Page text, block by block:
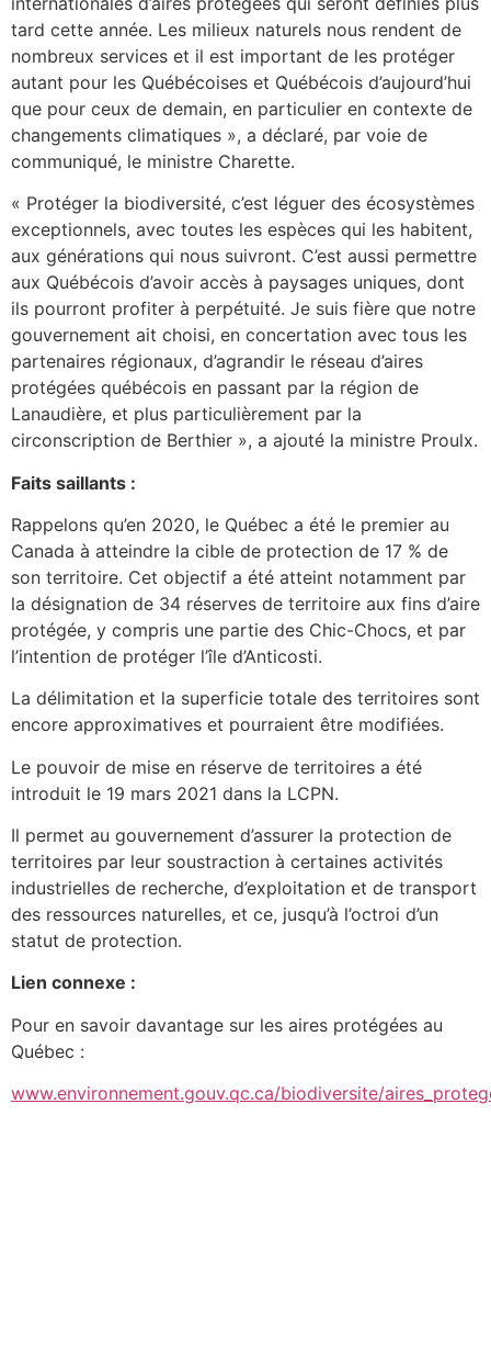
tard cette année. Les milieux naturels nous rendent de
nombreux services et il est important de les protéger
autant pour les Québécoises et Québécois d’aujourd’hui
que pour ceux de demain, en particulier en contexte de
changements climatiques », a déclaré, par voie de
communiqué, le ministre Charette.
« Protéger la biodiversité, c’est léguer des écosystèmes
exceptionnels, avec toutes les espèces qui les habitent,
aux générations qui nous suivront. C’est aussi permettre
aux Québécois d’avoir accès à paysages uniques, dont
ils pourront profiter à perpétuité. Je suis fière que notre
gouvernement ait choisi, en concertation avec tous les
partenaires régionaux, d’agrandir le réseau d’aires
protégées québécois en passant par la région de
Lanaudière, et plus particulièrement par la
circonscription de Berthier », a ajouté la ministre Proulx.
Faits saillants :
Rappelons qu’en 2020, le Québec a été le premier au
Canada à atteindre la cible de protection de 17 % de
son territoire. Cet objectif a été atteint notamment par
la désignation de 34 réserves de territoire aux fins d’aire
protégée, y compris une partie des Chic-Chocs, et par
l’intention de protéger l’île d’Anticosti.
La délimitation et la superficie totale des territoires sont
encore approximatives et pourraient être modifiées.
Le pouvoir de mise en réserve de territoires a été
introduit le 19 mars 2021 dans la LCPN.
Il permet au gouvernement d’assurer la protection de
territoires par leur soustraction à certaines activités
industrielles de recherche, d’exploitation et de transport
des ressources naturelles, et ce, jusqu’à l’octroi d’un
statut de protection.
Lien connexe :
Pour en savoir davantage sur les aires protégées au
Québec :
www.environnement.gouv.qc.ca/biodiversite/